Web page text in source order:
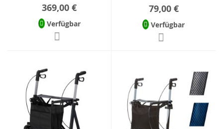
369,00 €
Verfügbar
79,00 €
Verfügbar